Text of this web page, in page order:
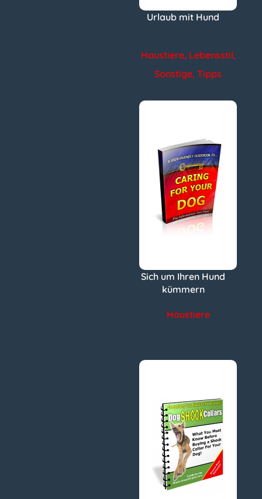
Urlaub mit Hund
Haustiere, Lebensstil,
Sonstige,Tipps
Sich um Ihren Hund
kümmern
Haustiere